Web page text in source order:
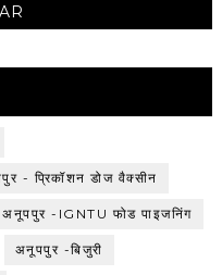
- प्रिकॉशन डोज वैक्सीन
अनूपपुर -IGNTU फोड पाइजनिंग
अनूपपुर -बिजुरी